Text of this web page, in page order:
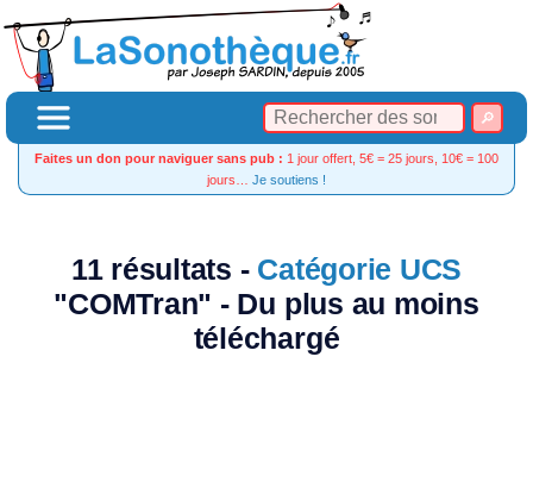
Faites un don pour naviguer sans pub : 1 jour offert, 5€ = 25 jours, 10€ = 100
jours… Je soutiens !
11 résultats - Catégorie UCS
"COMTran" - Du plus au moins
téléchargé